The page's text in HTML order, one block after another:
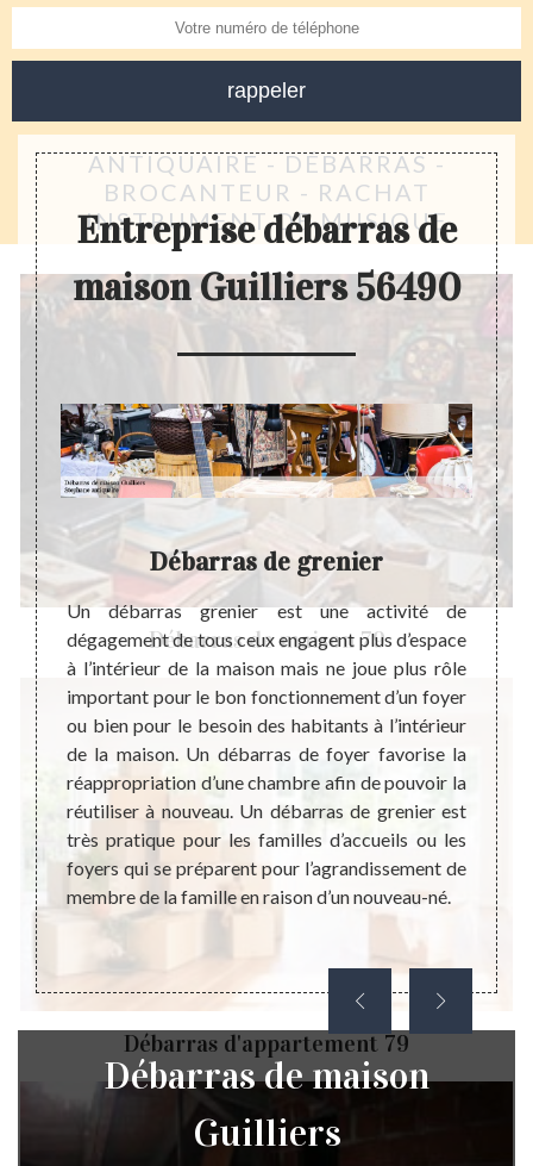
ANTIQUAIRE - DÉBARRAS -
BROCANTEUR - RACHAT
INSTRUMENT DE MUSIQUE
Débarras de maison 79
Débarras d'appartement 79
Entreprise débarras de
maison Guilliers 56490
une
de
un
de
sur
Débarras de grenier
Un débarras grenier est une activité de
dégagement de tous ceux engagent plus d’espace
à l’intérieur de la maison mais ne joue plus rôle
important pour le bon fonctionnement d’un foyer
ou bien pour le besoin des habitants à l’intérieur
de la maison. Un débarras de foyer favorise la
réappropriation d’une chambre afin de pouvoir la
réutiliser à nouveau. Un débarras de grenier est
très pratique pour les familles d’accueils ou les
foyers qui se préparent pour l’agrandissement de
membre de la famille en raison d’un nouveau-né.
La
peut
la
donc
de
un
Débarras de maison
Guilliers